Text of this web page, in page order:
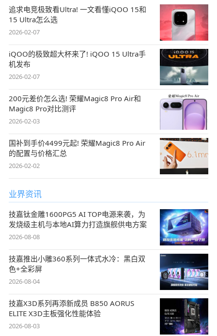
追求电竞极致看Ultra! 一文看懂iQOO 15和
15 Ultra怎么选
2026-02-07
iQOO的极致超大杯来了! iQOO 15 Ultra手
机发布
2026-02-07
200元差价怎么选! 荣耀Magic8 Pro Air和
Magic8 Pro对比测评
2026-02-03
国补到手价4499元起! 荣耀Magic8 Pro Air
的配置与价格汇总
2026-02-02
业界资讯
技嘉钛金雕1600PG5 AI TOP电源来袭，为
发烧级主机与本地AI算力打造旗舰供电方案
2026-08-08
技嘉推出小雕360系列一体式水冷：黑白双
色+全彩屏
2026-08-04
技嘉X3D系列再添新成员 B850 AORUS
ELITE X3D主板强化性能体验
2026-08-03